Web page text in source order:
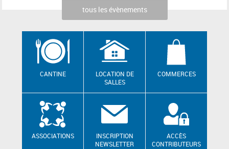
tous les évènements
CANTINE
LOCATION DE
SALLES
COMMERCES
ASSOCIATIONS
INSCRIPTION
NEWSLETTER
ACCÈS
CONTRIBUTEURS